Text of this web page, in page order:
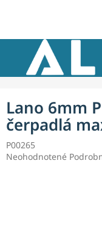
Lano 6mm
čerpadlá
P00265
Priemerné
Neohodnotené